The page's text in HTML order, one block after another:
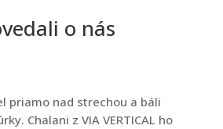
o nás
priamo nad strechou a báli
Chalani z VIA VERTICAL ho